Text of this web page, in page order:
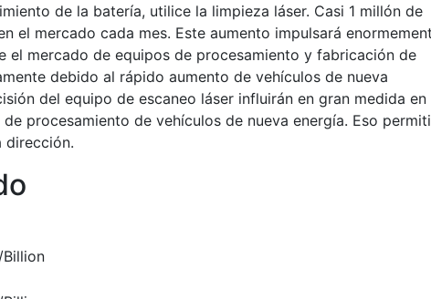
de la batería, utilice la limpieza láser. Casi 1 millón de
el mercado cada mes. Este aumento impulsará
el mercado de equipos de procesamiento y fabricación de
debido al rápido aumento de vehículos de nueva
del equipo de escaneo láser influirán en gran medida en
procesamiento de vehículos de nueva energía. Eso
dirección.
Billion